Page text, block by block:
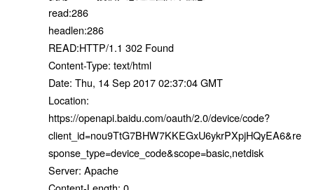
read:286
headlen:286
READ:HTTP/1.1 302 Found
Content-Type: text/html
Date: Thu, 14 Sep 2017 02:37:04 GMT
Location:
https://openapi.baidu.com/oauth/2.0/device/code?
client_id=nou9TtG7BHW7KKEGxU6ykrPXpjHQyEA6&re
sponse_type=device_code&scope=basic,netdisk
Server: Apache